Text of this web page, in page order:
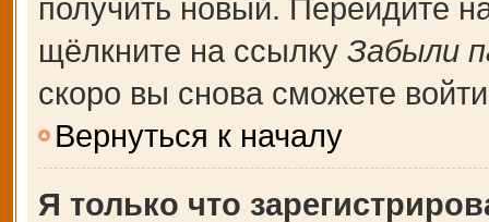
получить новый. Перейдите
щёлкните на ссылку Забыли
скоро вы снова сможете
Вернуться к началу
Я только что